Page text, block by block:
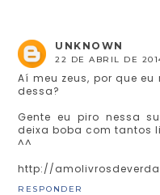
UNKNOWN
22 DE ABRIL DE
Aí meu zeus, por que
dessa?
Gente eu piro nessa
deixa boba com tantos
^^
http://
RESPONDER